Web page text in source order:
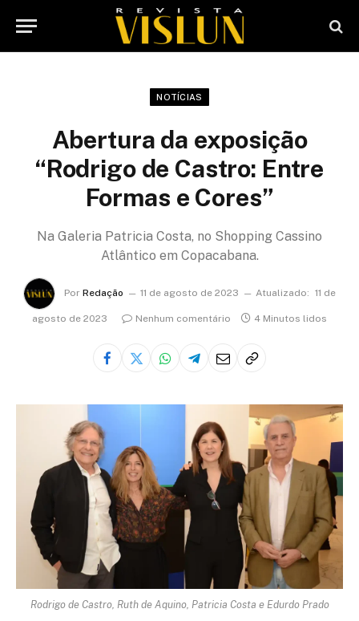
NOTÍCIAS
Abertura da exposição
“Rodrigo de Castro: Entre
Formas e Cores”
Na Galeria Patricia Costa, no Shopping Cassino
Atlântico em Copacabana.
Por Redação 11 de agosto de 2023 Atualizado: 11 de
agosto de 2023 Nenhum comentário 4 Minutos lidos
Rodrigo de Castro, Ruth de Aquino, Patricia Costa e Edurdo Prado